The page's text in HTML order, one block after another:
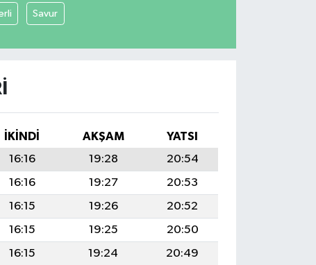
Savur
İKINDI AKŞAM
YATSI
16:16 19:28
20:54
16:16 19:27
20:53
16:15 19:26
20:52
16:15 19:25
20:50
16:15 19:24 20:49